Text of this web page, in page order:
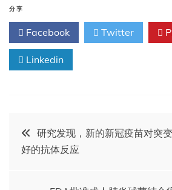
分享
Facebook Twitter
Linkedin
文
章
研究发现，新的新冠疫苗对突
好的抗体反应